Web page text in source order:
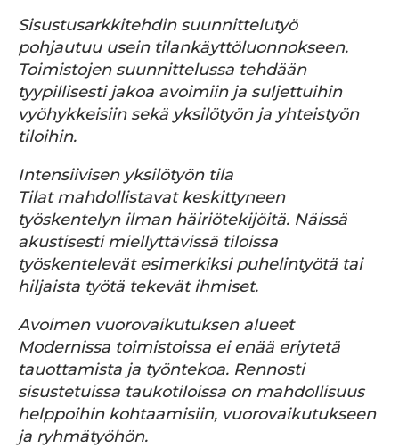
Sisustusarkkitehdin suunnittelutyö
pohjautuu usein tilankäyttöluonnokseen.
Toimistojen suunnittelussa tehdään
tyypillisesti jakoa avoimiin ja suljettuihin
vyöhykkeisiin sekä yksilötyön ja yhteistyön
tiloihin.
Intensiivisen yksilötyön tila
Tilat mahdollistavat keskittyneen
työskentelyn ilman häiriötekijöitä. Näissä
akustisesti miellyttävissä tiloissa
työskentelevät esimerkiksi puhelintyötä tai
hiljaista työtä tekevät ihmiset.
Avoimen vuorovaikutuksen alueet
Modernissa toimistoissa ei enää eriytetä
tauottamista ja työntekoa. Rennosti
sisustetuissa taukotiloissa on mahdollisuus
helppoihin kohtaamisiin, vuorovaikutukseen
ja ryhmätyöhön.